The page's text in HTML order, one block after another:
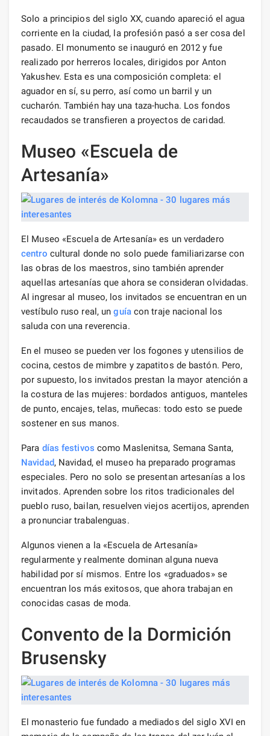
Solo a principios del siglo XX, cuando apareció el agua
corriente en la ciudad, la profesión pasó a ser cosa del
pasado. El monumento se inauguró en 2012 y fue
realizado por herreros locales, dirigidos por Anton
Yakushev. Esta es una composición completa: el
aguador en sí, su perro, así como un barril y un
cucharón. También hay una taza-hucha. Los fondos
recaudados se transfieren a proyectos de caridad.
Museo «Escuela de
Artesanía»
El Museo «Escuela de Artesanía» es un verdadero
centro cultural donde no solo puede familiarizarse con
las obras de los maestros, sino también aprender
aquellas artesanías que ahora se consideran olvidadas.
Al ingresar al museo, los invitados se encuentran en un
vestíbulo ruso real, unguíacon traje nacional los
saluda con una reverencia.
En el museo se pueden ver los fogones y utensilios de
cocina, cestos de mimbre y zapatitos de bastón. Pero,
por supuesto, los invitados prestan la mayor atención a
la costura de las mujeres: bordados antiguos, manteles
de punto, encajes, telas, muñecas: todo esto se puede
sostener en sus manos.
Para días festivos como Maslenitsa, Semana Santa,
Navidad, Navidad, el museo ha preparado programas
especiales. Pero no solo se presentan artesanías a los
invitados. Aprenden sobre los ritos tradicionales del
pueblo ruso, bailan, resuelven viejos acertijos, aprenden
a pronunciar trabalenguas.
Algunos vienen a la «Escuela de Artesanía»
regularmente y realmente dominan alguna nueva
habilidad por sí mismos. Entre los «graduados» se
encuentran los más exitosos, que ahora trabajan en
conocidas casas de moda.
Convento de la Dormición
Brusensky
El monasterio fue fundado a mediados del siglo XVI en